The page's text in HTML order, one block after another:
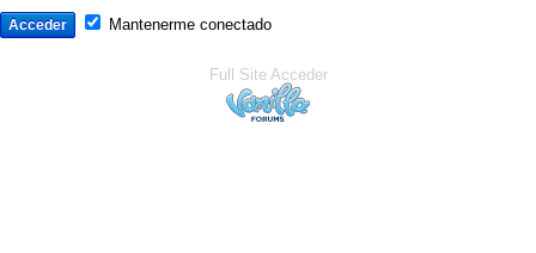
Mantenerme conectado
Full Site Acceder